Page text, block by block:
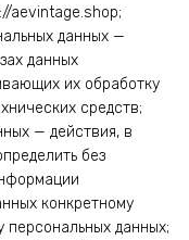
aevintage.shop;
данных —
данных
их обработку
средств;
— действия, в
без
конкретному
персональных данных;